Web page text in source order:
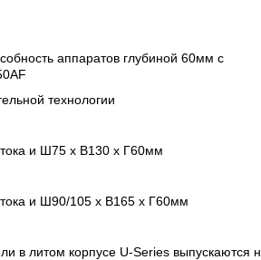
аппаратов глубиной 60мм с
технологии
и Ш75 х В130 х Г60мм
и Ш90/105 х В165 х Г60мм
в литом корпусе U-Series выпускаются